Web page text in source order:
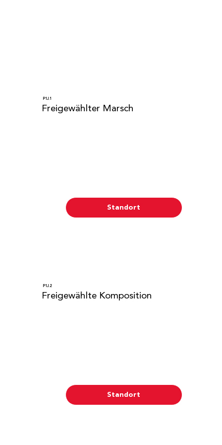
P1J.1
Freigewählter Marsch
Standort
P1J.2
Freigewählte Komposition
Standort